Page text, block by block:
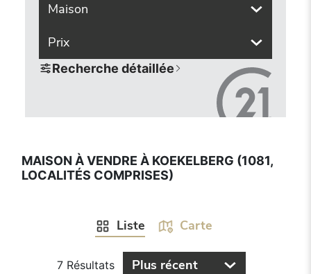
Maison
Prix
Recherche détaillée
MAISON À VENDRE À KOEKELBERG (1081,
LOCALITÉS COMPRISES)
Liste Carte
7 Résultats Plus récent